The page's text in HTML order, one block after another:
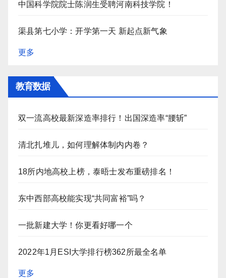
中国科学院院士陈润生受聘河南科技学院！
渠县第七小学：开学第一天 新起点新气象
更多
教育数据
双一流高校最新深造率排行！出国深造率“腰斩”
清北扎堆儿，如何理解体制内内卷？
18所内地高校上榜，泰晤士发布重磅排名！
东中西部高校能实现“共同富裕”吗？
一批新建大学！你更看好哪一个
2022年1月ESI大学排行榜362所最全名单
更多